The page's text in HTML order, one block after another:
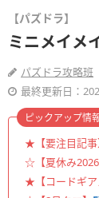
【パズドラ】
ミニメイメ
パズドラ攻略班
最終更新日：
★【要注目記事
☆【夏休み2026
★【コードギア
ピックアップ情